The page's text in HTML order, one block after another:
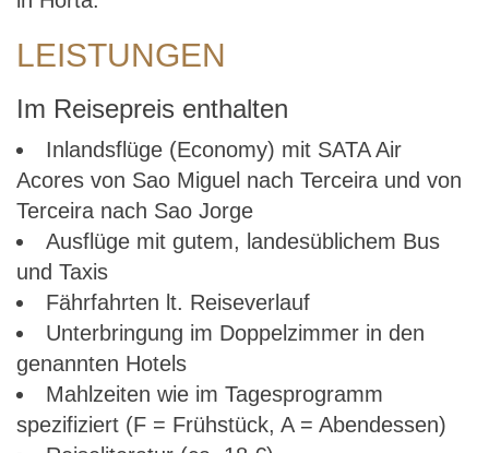
LEISTUNGEN
Im Reisepreis enthalten
Inlandsflüge (Economy) mit SATA Air
Acores von Sao Miguel nach Terceira und von
Terceira nach Sao Jorge
Ausflüge mit gutem, landesüblichem Bus
und Taxis
Fährfahrten lt. Reiseverlauf
Unterbringung im Doppelzimmer in den
genannten Hotels
Mahlzeiten wie im Tagesprogramm
spezifiziert (F = Frühstück, A = Abendessen)